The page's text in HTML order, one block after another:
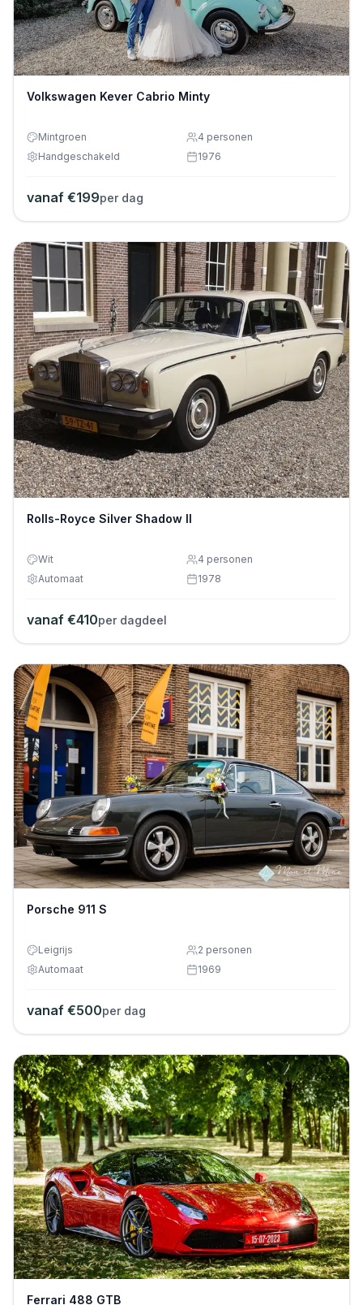
Volkswagen Kever Cabrio Minty
Mintgroen 4 personen
Handgeschakeld
1976
vanaf €199per dag
Rolls-Royce Silver Shadow II
Wit 4 personen
Automaat
1978
vanaf €410per dagdeel
Porsche 911 S
Leigrijs 2 personen
Automaat
1969
vanaf €500per dag
Ferrari 488 GTB